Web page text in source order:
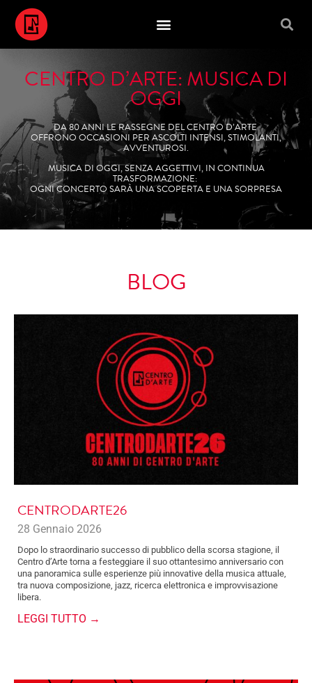
CENTRO D’ARTE: MUSICA DI
OGGI
DA 80 ANNI LE RASSEGNE DEL CENTRO D’ARTE
OFFRONO OCCASIONI PER ASCOLTI INTENSI, STIMOLANTI,
AVVENTUROSI.
MUSICA DI OGGI, SENZA AGGETTIVI, IN CONTINUA
TRASFORMAZIONE:
OGNI CONCERTO SARÀ UNA SCOPERTA E UNA SORPRESA
BLOG
CENTRODARTE26
28 Gennaio 2026
Dopo lo straordinario successo di pubblico della scorsa stagione, il
Centro d’Arte torna a festeggiare il suo ottantesimo anniversario con
una panoramica sulle esperienze più innovative della musica attuale,
tra nuova composizione, jazz, ricerca elettronica e improvvisazione
libera.
LEGGI TUTTO →